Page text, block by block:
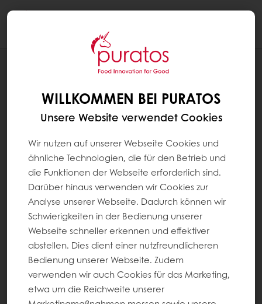
GRUNDREZEPTUR MIT ÖL
WILLKOMMEN BEI PURATOS
Unsere Website verwendet Cookies
Wir nutzen auf unserer Webseite Cookies und
ähnliche Technologien, die für den Betrieb und
die Funktionen der Webseite erforderlich sind.
Darüber hinaus verwenden wir Cookies zur
Analyse unserer Webseite. Dadurch können wir
Schwierigkeiten in der Bedienung unserer
Webseite schneller erkennen und effektiver
abstellen. Dies dient einer nutzfreundlicheren
Bedienung unserer Webseite. Zudem
verwenden wir auch Cookies für das Marketing,
etwa um die Reichweite unserer